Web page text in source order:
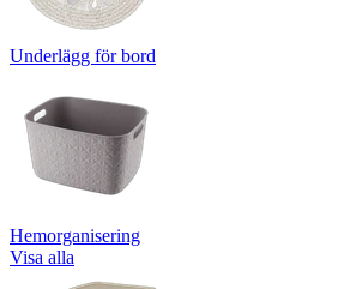
Underlägg för bord
Hemorganisering
Visa alla